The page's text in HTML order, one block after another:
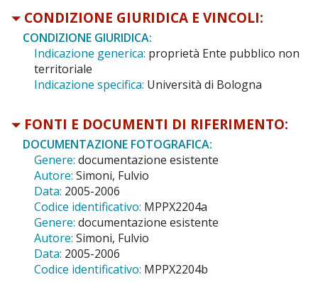
CONDIZIONE GIURIDICA E VINCOLI:
CONDIZIONE GIURIDICA:
Indicazione generica: proprietà Ente pubblico non
territoriale
Indicazione specifica: Università di Bologna
FONTI E DOCUMENTI DI RIFERIMENTO:
DOCUMENTAZIONE FOTOGRAFICA:
Genere: documentazione esistente
Autore: Simoni, Fulvio
Data: 2005-2006
Codice identificativo: MPPX2204a
Genere: documentazione esistente
Autore: Simoni, Fulvio
Data: 2005-2006
Codice identificativo: MPPX2204b